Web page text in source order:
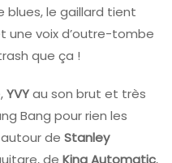
blues, le gaillard tient
une voix d’outre-tombe
que ça !
YVYau son brut et très
Bang pour rien les
de Stanley
de King Automatic,